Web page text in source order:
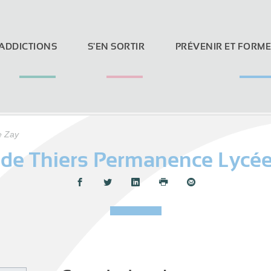
S'EN SORTIR PRÉVENIR ET
Zay
Thiers Permanence
Partager :